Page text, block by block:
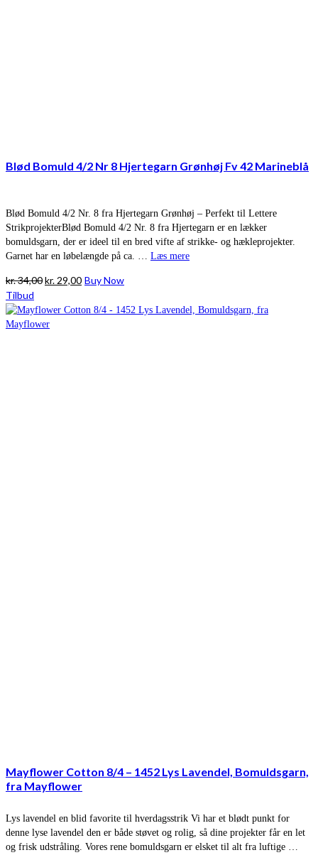
Blød Bomuld 4/2 Nr 8 Hjertegarn Grønhøj Fv 42 Marineblå
Blød Bomuld 4/2 Nr. 8 fra Hjertegarn Grønhøj – Perfekt til Lettere
StrikprojekterBlød Bomuld 4/2 Nr. 8 fra Hjertegarn er en lækker
bomuldsgarn, der er ideel til en bred vifte af strikke- og hækleprojekter.
Garnet har en løbelængde på ca. … Læs mere
kr.34,00Den
pris
var:
kr. 29,00Den
pris
Buy Now
Tilbud
Mayflower Cotton 8/4 – 1452 Lys Lavendel, Bomuldsgarn,
fra Mayflower
Lys lavendel en blid favorite til hverdagsstrik Vi har et blødt punkt for
denne lyse lavendel den er både støvet og rolig, så dine projekter får en let
og frisk udstråling. Vores rene bomuldsgarn er elsket til alt fra luftige …